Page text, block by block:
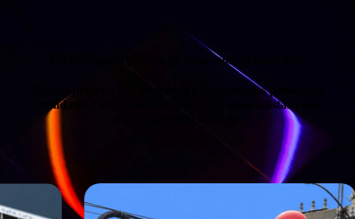
"Cada negócio precisa de uma solução especifica"
Nossos projetos são pensados e implantados para cada
realidade. Conte com nosso time de especialistas para